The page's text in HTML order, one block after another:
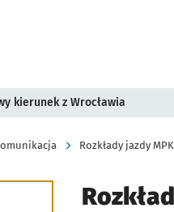
kierunek z Wrocławia
Rozkłady jazdy MPK